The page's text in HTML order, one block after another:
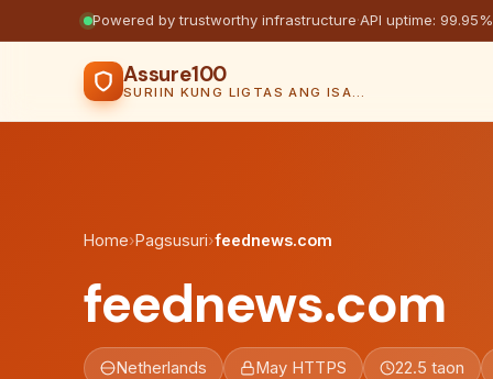
Powered by trustworthy infrastructure·API uptime: 99.95%
Assure100
SURIIN KUNG LIGTAS ANG ISANG WEBSITE
Home›Pagsusuri›feednews.com
feednews.com
Netherlands May HTTPS 22.5 taon